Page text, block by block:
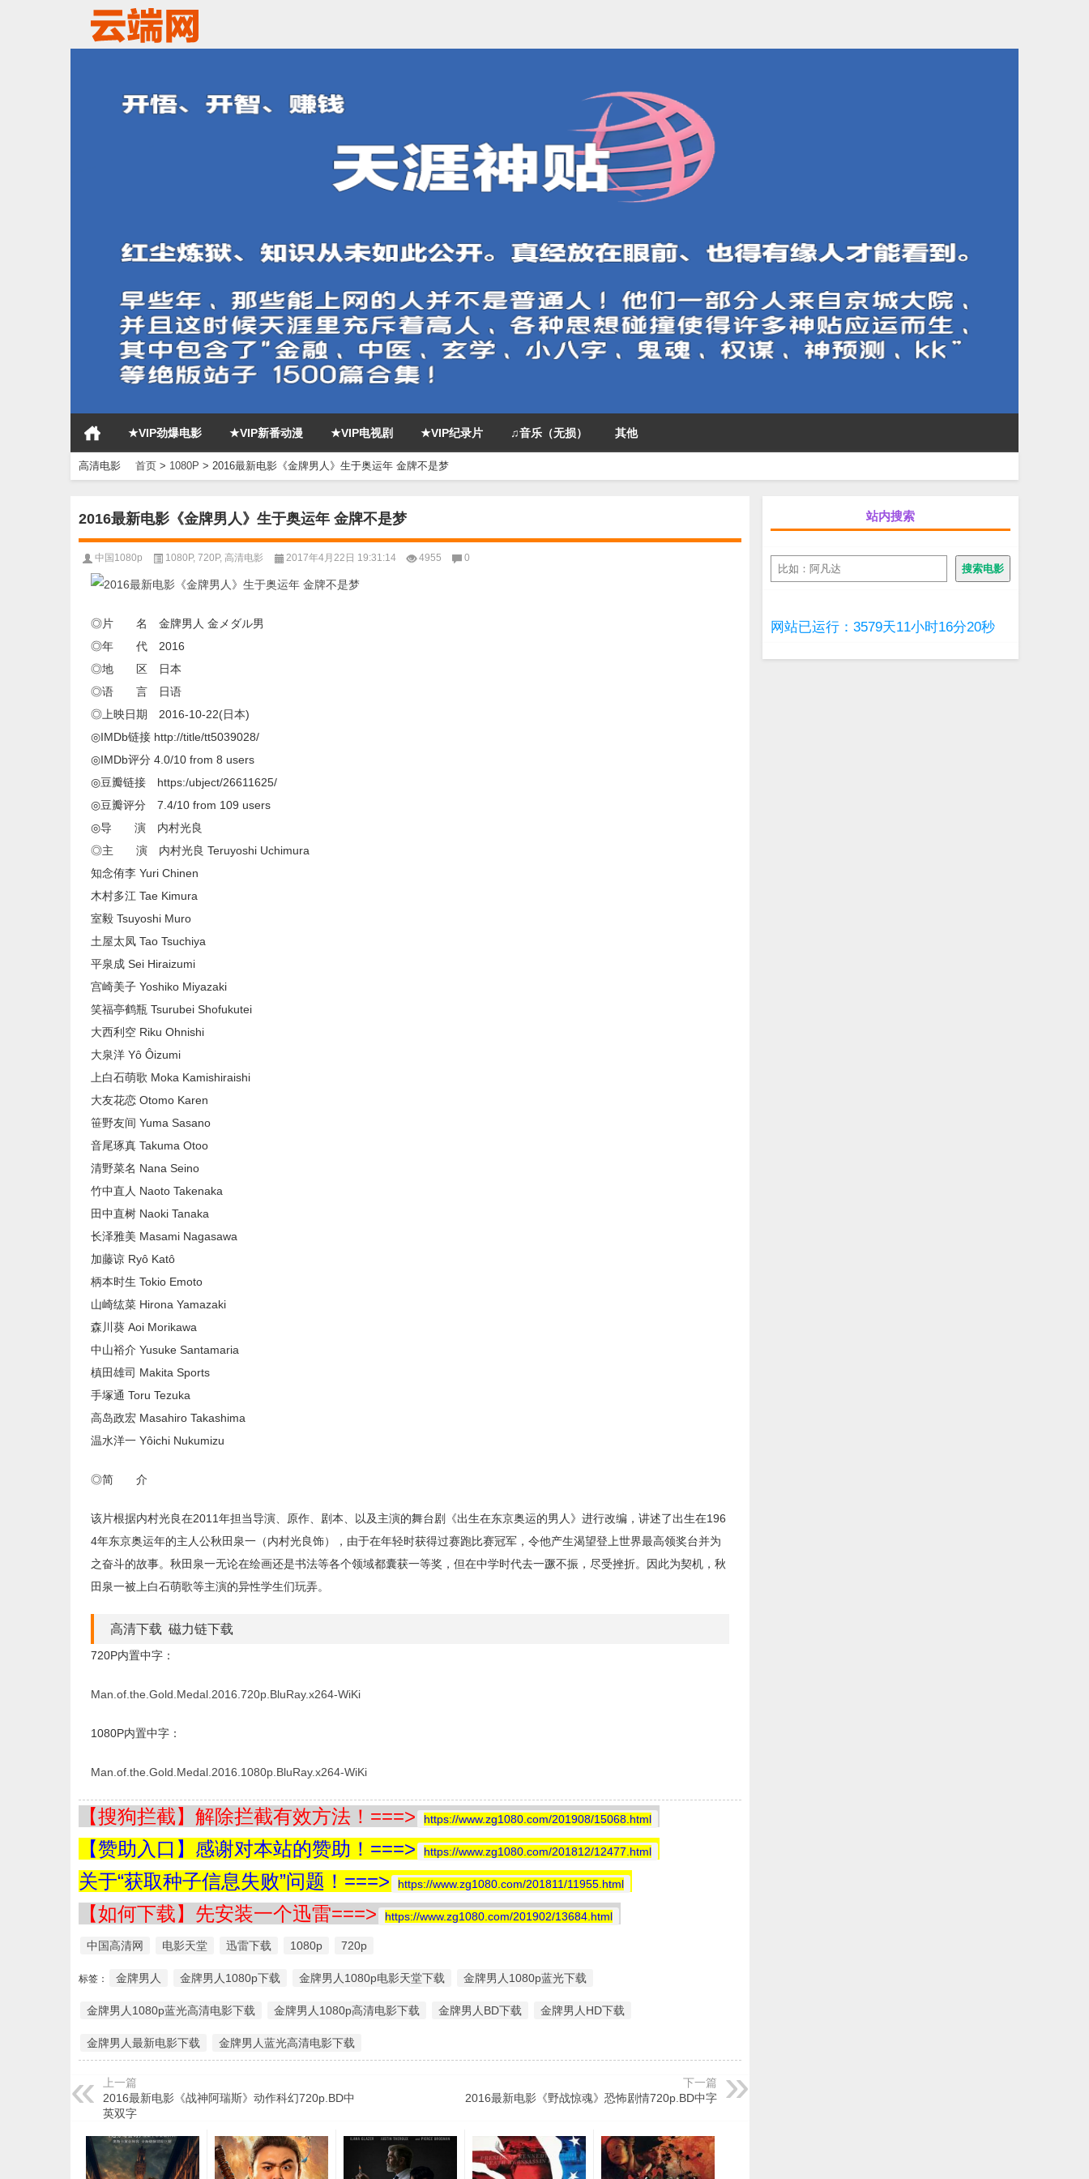
★VIP劲爆电影 ★VIP新番动漫 ★VIP电视剧 ★VIP纪录片 ♫音乐（无损） 其他
高清电影 首页 > 1080P > 2016最新电影《金牌男人》生于奥运年 金牌不是梦
站内搜索
搜
索
搜索电影
网站已运行：3579天11小时16分21秒
2016最新电影《金牌男人》生于奥运年 金牌不是梦
中国1080p 1080P, 720P, 高清电影 2017年4月22日 19:31:14 4955 0
◎片 名 金牌男人 金メダル男
◎年 代 2016
◎地 区 日本
◎语 言 日语
◎上映日期 2016-10-22(日本)
◎IMDb链接 http://title/tt5039028/
◎IMDb评分 4.0/10 from 8 users
◎豆瓣链接 https:/ubject/26611625/
◎豆瓣评分 7.4/10 from 109 users
◎导 演 内村光良
◎主 演 内村光良 Teruyoshi Uchimura
知念侑李 Yuri Chinen
木村多江 Tae Kimura
室毅 Tsuyoshi Muro
土屋太凤 Tao Tsuchiya
平泉成 Sei Hiraizumi
宫崎美子 Yoshiko Miyazaki
笑福亭鹤瓶 Tsurubei Shofukutei
大西利空 Riku Ohnishi
大泉洋 Yô Ôizumi
上白石萌歌 Moka Kamishiraishi
大友花恋 Otomo Karen
笹野友间 Yuma Sasano
音尾琢真 Takuma Otoo
清野菜名 Nana Seino
竹中直人 Naoto Takenaka
田中直树 Naoki Tanaka
长泽雅美 Masami Nagasawa
加藤谅 Ryô Katô
柄本时生 Tokio Emoto
山崎纮菜 Hirona Yamazaki
森川葵 Aoi Morikawa
中山裕介 Yusuke Santamaria
槙田雄司 Makita Sports
手塚通 Toru Tezuka
高岛政宏 Masahiro Takashima
温水洋一 Yôichi Nukumizu
◎简 介
该片根据内村光良在2011年担当导演、原作、剧本、以及主演的舞台剧《出生在东京奥运的男人》进行改编，讲述了出生在196
4年东京奥运年的主人公秋田泉一（内村光良饰），由于在年轻时获得过赛跑比赛冠军，令他产生渴望登上世界最高领奖台并为
之奋斗的故事。秋田泉一无论在绘画还是书法等各个领域都囊获一等奖，但在中学时代去一蹶不振，尽受挫折。因此为契机，秋
田泉一被上白石萌歌等主演的异性学生们玩弄。
高清下载 磁力链下载
720P内置中字：
Man.of.the.Gold.Medal.2016.720p.BluRay.x264-WiKi
1080P内置中字：
Man.of.the.Gold.Medal.2016.1080p.BluRay.x264-WiKi
【搜狗拦截】解除拦截有效方法！===> https://www.zg1080.com/201908/15068.html
【赞助入口】感谢对本站的赞助！===> https://www.zg1080.com/201812/12477.html
关于“获取种子信息失败”问题！===> https://www.zg1080.com/201811/11955.html
【如何下载】先安装一个迅雷===> https://www.zg1080.com/201902/13684.html
中国高清网 电影天堂 迅雷下载 1080p 720p
标签： 金牌男人 金牌男人1080p下载 金牌男人1080p电影天堂下载 金牌男人1080p蓝光下载
金牌男人1080p蓝光高清电影下载 金牌男人1080p高清电影下载 金牌男人BD下载 金牌男人HD下载
金牌男人最新电影下载 金牌男人蓝光高清电影下载
上一篇
2016最新电影《战神阿瑞斯》动作科幻720p.BD中
英双字
下一篇
2016最新电影《野战惊魂》恐怖剧情720p.BD中字